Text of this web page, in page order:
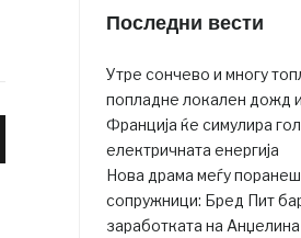
Последни вести
Утре сончево и многу
попладне локален дожд
Франција ќе симулира
електричната енергија
Нова драма меѓу
сопружници: Бред Пит
заработката на